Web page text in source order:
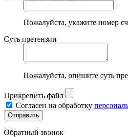
Пожалуйста, укажите номер
Суть претензии
Пожалуйста, опишите суть
Прикрепить файл
Согласен на обработку
Обратный звонок